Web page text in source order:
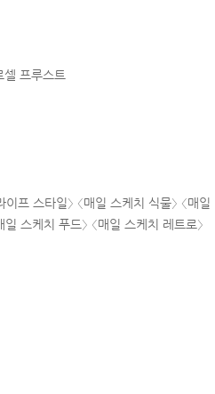
프루스트
프 스타일〉 〈매일 스케치 식물〉 〈매일
일 스케치 푸드〉 〈매일 스케치 레트로〉